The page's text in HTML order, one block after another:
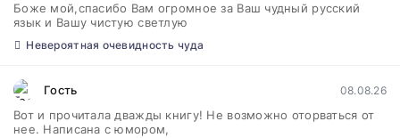
Боже мой,спасибо Вам огромное за Ваш чудный русский
язык и Вашу чистую светлую
Невероятная очевидность чуда
Гость 08.08.26
Вот и прочитала дважды книгу! Не возможно оторваться от
нее. Написана с юмором,